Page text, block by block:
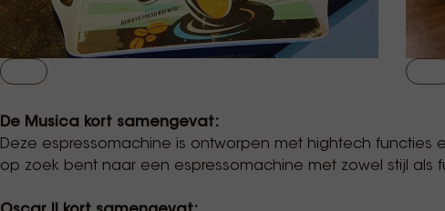
De Musica kort samengevat:
Deze espressomachine is ontworpen met hightech functies
op zoek bent naar een espressomachine met zowel stijl als